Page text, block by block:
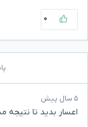
۰
۵ سال پیش
اعسار بدید تا